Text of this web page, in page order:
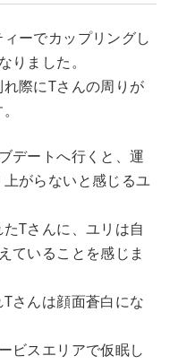
ーでカップリングし
りました。
際にTさんの周りが
デートへ行くと、運
がらないと感じるユ
Tさんに、ユリは自
ていることを感じま
さんは顔面蒼白にな
ビスエリアで仮眠し